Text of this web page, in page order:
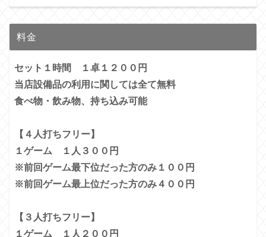
料金
セット１時間 １卓１２００円
当店設備品の利用に関しては全て無料
食べ物・飲み物、持ち込み可能
【４人打ちフリー】
１ゲーム １人３００円
※前回ゲーム最下位だった方のみ１００円
※前回ゲーム最上位だった方のみ４００円
【３人打ちフリー】
１ゲーム １人２００円